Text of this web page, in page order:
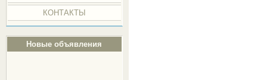
КОНТАКТЫ
Новые объявления